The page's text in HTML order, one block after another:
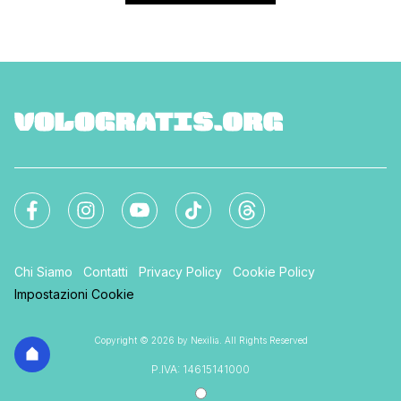
Chi Siamo Contatti Privacy Policy
Cookie Policy
Impostazioni Cookie
Copyright © 2026 by Nexilia. All Rights Reserved
P.IVA: 14615141000